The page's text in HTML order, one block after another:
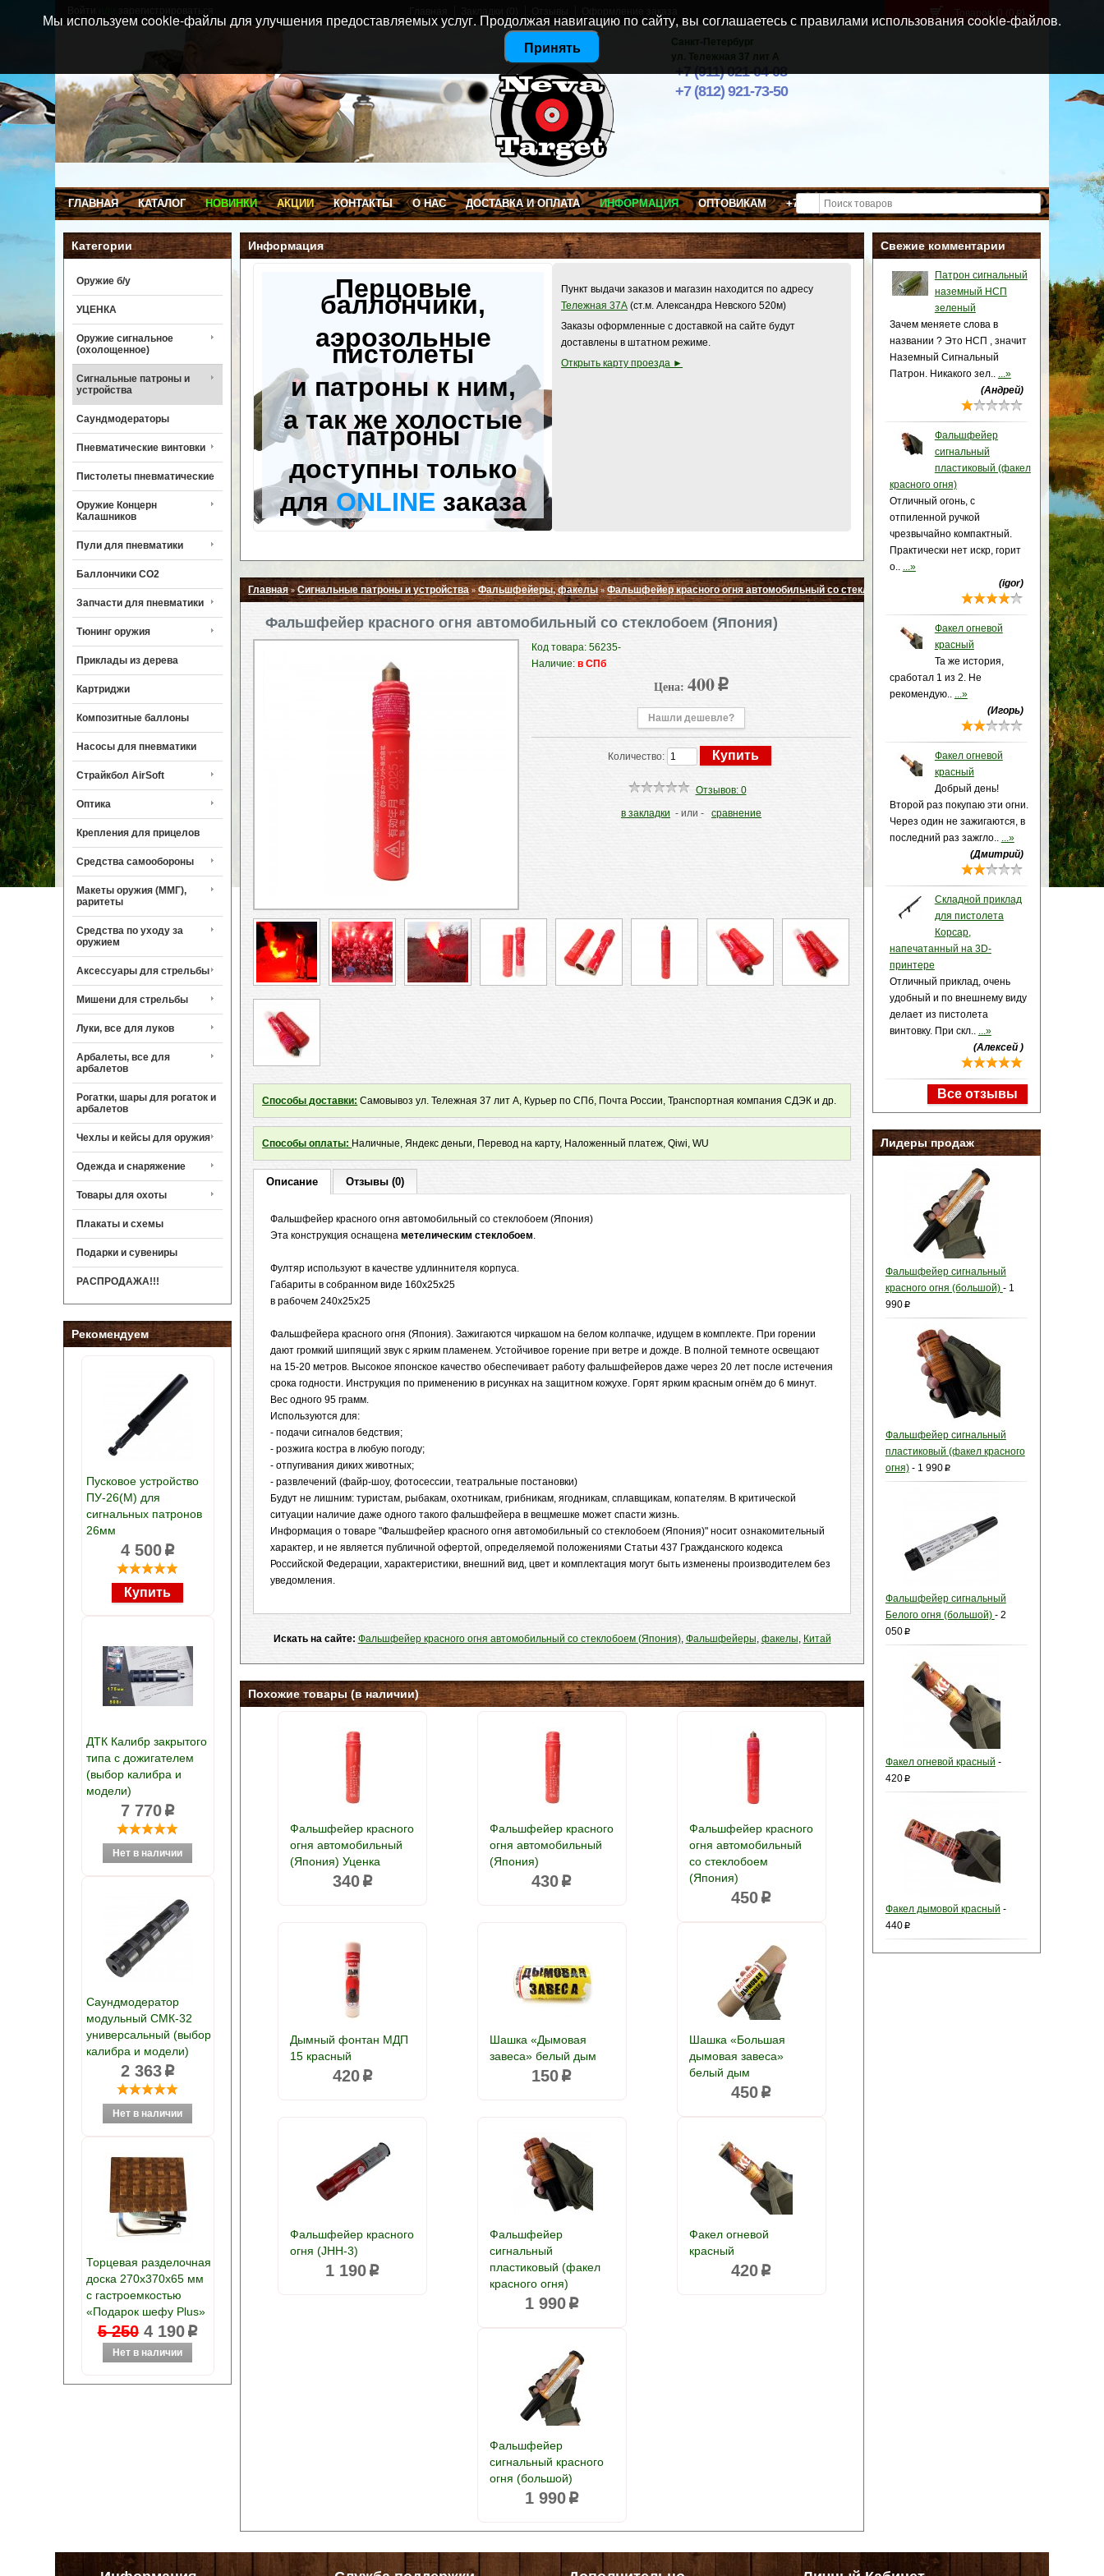
Санкт-Петербург
ул. Тележная 37 лит А
+7 (911) 021-04-08
+7 (812) 921-73-50
Товаров: 0 (0 p )
ГЛАВНАЯ КАТАЛОГ НОВИНКИ АКЦИИ КОНТАКТЫ О НАС ДОСТАВКА И ОПЛАТА ИНФОРМАЦИЯ ОПТОВИКАМ +7 (911) 021-04-08
Категории
Оружие б/у
УЦЕНКА
Оружие сигнальное
(охолощенное)
Сигнальные патроны и
устройства
Саундмодераторы
Пневматические винтовки
Пистолеты пневматические
Оружие Концерн
Калашников
Пули для пневматики
Баллончики CO2
Запчасти для пневматики
Тюнинг оружия
Приклады из дерева
Картриджи
Композитные баллоны
Насосы для пневматики
Страйкбол AirSoft
Оптика
Крепления для прицелов
Средства самообороны
Макеты оружия (ММГ),
раритеты
Средства по уходу за
оружием
Аксессуары для стрельбы
Мишени для стрельбы
Луки, все для луков
Арбалеты, все для
арбалетов
Рогатки, шары для рогаток и
арбалетов
Чехлы и кейсы для оружия
Одежда и снаряжение
Товары для охоты
Плакаты и схемы
Подарки и сувениры
РАСПРОДАЖА!!!
Рекомендуем
Пусковое устройство
ПУ-26(М) для
сигнальных патронов
26мм
4 500p
ДТК Калибр закрытого
типа с дожигателем
(выбор калибра и
модели)
7 770p
Саундмодератор
модульный СМК-32
универсальный (выбор
калибра и модели)
2 363p
Торцевая разделочная
доска 270х370х65 мм
с гастроемкостью
«Подарок шефу Plus»
5 250 4 190p
Свежие комментарии
Патрон сигнальный
наземный НСП
зеленый
Зачем меняете слова в
названии ? Это НСП , значит
Наземный Сигнальный
Патрон. Никакого зел.. ...»
(Андрей)
Фальшфейер
сигнальный
пластиковый (факел
красного огня)
Отличный огонь, с
отпиленной ручкой
чрезвычайно компактный.
Практически нет искр, горит
о.. ...»
(igor)
Факел огневой
красный
Та же история,
сработал 1 из 2. Не
рекомендую.. ...»
(Игорь)
Факел огневой
красный
Добрый день!
Второй раз покупаю эти огни.
Через один не зажигаются, в
последний раз зажгло.. ...»
(Дмитрий)
Складной приклад
для пистолета
Корсар,
напечатанный на 3D-
принтере
Отличный приклад, очень
удобный и по внешнему виду
делает из пистолета
винтовку. При скл.. ...»
(Алексей )
Все отзывы
Лидеры продаж
Фальшфейер сигнальный
красного огня (большой) - 1
990p
Фальшфейер сигнальный
пластиковый (факел красного
огня)- 1 990p
Фальшфейер сигнальный
Белого огня (большой) - 2
050p
Факел огневой красный -
420p
Факел дымовой красный -
440p
Информация
Перцовые
баллончики,
аэрозольные
пистолеты
и патроны к ним,
а так же холостые
патроны
доступны только
дляONLINE заказа
Пункт выдачи заказов и магазин находится по адресу
Тележная 37А (ст.м. Александра Невского 520м)
Заказы оформленные с доставкой на сайте будут
доставлены в штатном режиме.
Открыть карту проезда ►
Свернуть ▲
Главная»Сигнальные патроны и устройства »Фальшфейеры, факелы»Фальшфейер красного огня автомобильный со стеклобоем (Япония) УЦЕНКА срок годности 05-
Фальшфейер красного огня автомобильный со стеклобоем (Япония)
Код товара: 56235-
Наличие:в СПб
Цена: 400 p
Нашли дешевле?
Количество:
Отзывов: 0
в закладки - или - сравнение
Способы доставки: Самовывоз ул. Тележная 37 лит А, Курьер по СПб, Почта России, Транспортная компания СДЭК и др.
Способы оплаты: Наличные, Яндекс деньги, Перевод на карту, Наложенный платеж, Qiwi, WU
Описание Отзывы (0)
Фальшфейер красного огня автомобильный со стеклобоем (Япония)
Эта конструкция оснащенаметелическим стеклобоем.
Фултяр используют в качестве удлиннителя корпуса.
Габариты в собранном виде 160х25х25
в рабочем 240х25х25
Фальшфейера красного огня (Япония). Зажигаются чиркашом на белом колпачке, идущем в комплекте. При горении
дают громкий шипящий звук с ярким пламенем. Устойчивое горение при ветре и дожде. В полной темноте освещают
на 15-20 метров. Высокое японское качество обеспечивает работу фальшфейеров даже через 20 лет после истечения
срока годности. Инструкция по применению в рисунках на защитном кожухе. Горят ярким красным огнём до 6 минут.
Вес одного 95 грамм.
Используются для:
- подачи сигналов бедствия;
- розжига костра в любую погоду;
- отпугивания диких животных;
- развлечений (файр-шоу, фотосессии, театральные постановки)
Будут не лишним: туристам, рыбакам, охотникам, грибникам, ягодникам, сплавщикам, копателям. В критической
ситуации наличие даже одного такого фальшфейера в вещмешке может спасти жизнь.
Информация о товаре "Фальшфейер красного огня автомобильный со стеклобоем (Япония)" носит ознакомительный
характер, и не является публичной офертой, определяемой положениями Статьи 437 Гражданского кодекса
Российской Федерации, характеристики, внешний вид, цвет и комплектация могут быть изменены производителем без
уведомления.
Искать на сайте: Фальшфейер красного огня автомобильный со стеклобоем (Япония), Фальшфейеры, факелы, Китай
Похожие товары (в наличии)
Фальшфейер красного
огня автомобильный
(Япония) Уценка
340p
Фальшфейер красного
огня автомобильный
(Япония)
430 p
Фальшфейер красного
огня автомобильный
со стеклобоем
(Япония)
450 p
Дымный фонтан МДП
15 красный
420p
Шашка «Дымовая
завеса» белый дым
150 p
Шашка «Большая
дымовая завеса»
белый дым
450 p
Фальшфейер красного
огня (JHH-3)
1 190 p
Фальшфейер
сигнальный
пластиковый (факел
красного огня)
1 990p
Факел огневой
красный
420 p
Фальшфейер
сигнальный красного
огня (большой)
1 990 p
Мы используем cookie-файлы для улучшения предоставляемых услуг. Продолжая навигацию по сайту, вы соглашаетесь с правилами использования cookie-файлов.
Принять